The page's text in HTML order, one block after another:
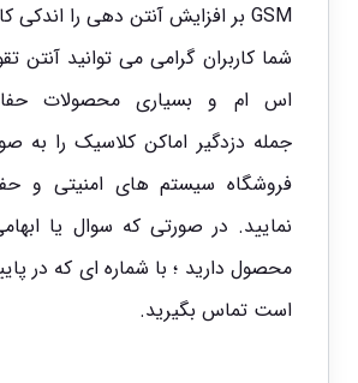
GSM بر افزایش آنتن دهی را اندکی کاهش دهد.
شما کاربران گرامی می توانید آنتن
اس ام و بسیاری محصولات
جمله دزدگیر اماکن کلاسیک را به
فروشگاه سیستم های امنیتی و
نمایید. در صورتی که سوال یا
محصول دارید ؛ با شماره ای که در
است تماس بگیرید.